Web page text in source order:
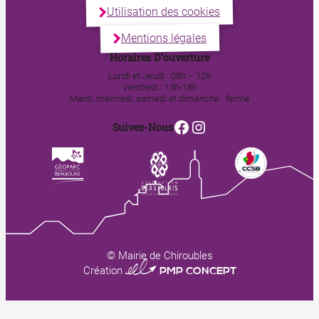
Utilisation des cookies
Mentions légales
Horaires D’ouverture
Lundi et Jeudi : 08h – 12h
Vendredi : 13h-18h
Mardi, mercredi, samedi et dimanche : fermé
Suivez-NousFacebook
Instagram
© Mairie de Chiroubles
Création 0123 PMP CONCEPT